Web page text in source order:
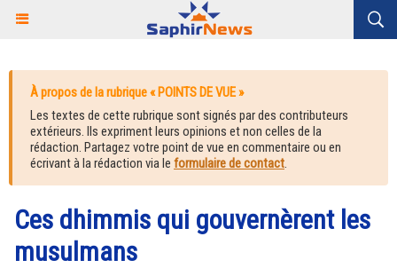
À propos de la rubrique « POINTS DE VUE »
Les textes de cette rubrique sont signés par des contributeurs
extérieurs. Ils expriment leurs opinions et non celles de la
rédaction. Partagez votre point de vue en commentaire ou en
écrivant à la rédaction via le formulaire de contact.
Ces dhimmis qui gouvernèrent les
musulmans